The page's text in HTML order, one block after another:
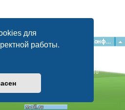
для
работы.
Конфиденциальность
Наша команда
2.15 МБ | GZIP: Off |
Queries: 10
Guru, 2004—2026
by
byArtodia